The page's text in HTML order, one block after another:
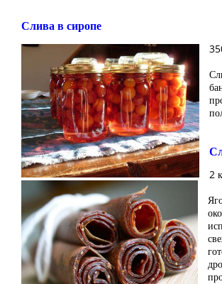
Слива в сиропе
2